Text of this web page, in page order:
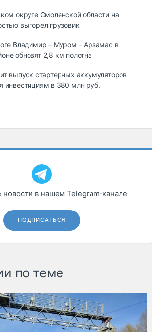
округе Смоленской области на
выгорел грузовик
Владимир – Муром – Арзамас в
обновят 2,8 км полотна
выпуск стартерных аккумуляторов
инвестициям в 380 млн руб.
новости в нашем Telegram‑канале
ПОДПИСАТЬСЯ
по теме